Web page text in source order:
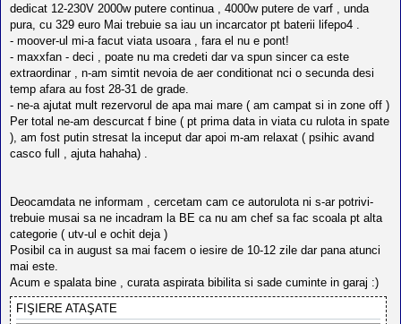
dedicat 12-230V 2000w putere continua , 4000w putere de varf , unda
pura, cu 329 euro Mai trebuie sa iau un incarcator pt baterii lifepo4 .
- moover-ul mi-a facut viata usoara , fara el nu e pont!
- maxxfan - deci , poate nu ma credeti dar va spun sincer ca este
extraordinar , n-am simtit nevoia de aer conditionat nci o secunda desi
temp afara au fost 28-31 de grade.
- ne-a ajutat mult rezervorul de apa mai mare ( am campat si in zone off )
Per total ne-am descurcat f bine ( pt prima data in viata cu rulota in spate
), am fost putin stresat la inceput dar apoi m-am relaxat ( psihic avand
casco full , ajuta hahaha) .
Deocamdata ne informam , cercetam cam ce autorulota ni s-ar potrivi-
trebuie musai sa ne incadram la BE ca nu am chef sa fac scoala pt alta
categorie ( utv-ul e ochit deja )
Posibil ca in august sa mai facem o iesire de 10-12 zile dar pana atunci
mai este.
Acum e spalata bine , curata aspirata bibilita si sade cuminte in garaj :)
FIŞIERE ATAŞATE